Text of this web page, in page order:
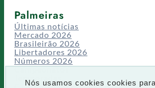
Nós usamos cookies cookies
Palmeiras
Últimas notícias
Mercado 2026
Brasileirão 2026
Libertadores 2026
Números 2026
Campeonatos
Temporadas